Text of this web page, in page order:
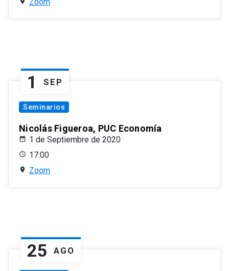
1 SEP
Seminarios
Nicolás Figueroa, PUC Economía
1 de Septiembre de 2020
17:00
Zoom
25 AGO